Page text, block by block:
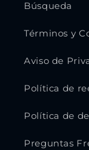
Búsqueda
Términos y
Aviso de
Política de
Política de
Preguntas